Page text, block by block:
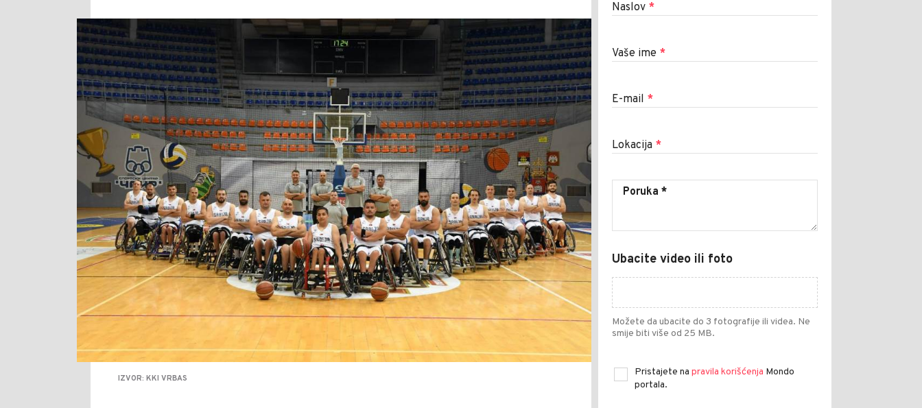
IZVOR: KKI VRBAS
Naslov *
Vaše ime *
E-mail *
Lokacija *
Ubacite video ili foto
Možete da ubacite do 3 fotografije ili videa. Ne
smije biti više od 25 MB.
Pristajete na pravila korišćenja Mondo
portala.